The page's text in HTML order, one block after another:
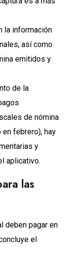
la información
así como
emitidos y
de la
de nómina
febrero), hay
y
aplicativo.
las
deben pagar en
el